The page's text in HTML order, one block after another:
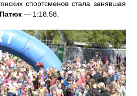
спортсменов стала занявшая
— 1:18.58.